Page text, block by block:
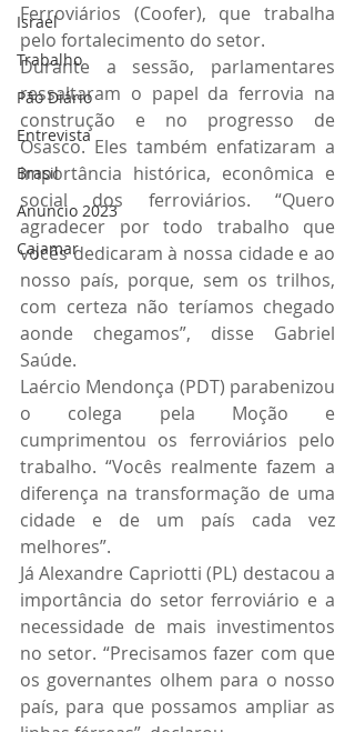
Israel
Trabalho
Pão Diário
Entrevista
Brasil
Anuncio 2023
Cajamar
Ferroviários (Coofer), que trabalha
pelo fortalecimento do setor.
Durante a sessão, parlamentares
ressaltaram o papel da ferrovia na
construção e no progresso de
Osasco. Eles também enfatizaram a
importância histórica, econômica e
social dos ferroviários. “Quero
agradecer por todo trabalho que
vocês dedicaram à nossa cidade e ao
nosso país, porque, sem os trilhos,
com certeza não teríamos chegado
aonde chegamos”, disse Gabriel
Saúde.
Laércio Mendonça (PDT) parabenizou
o colega pela Moção e
cumprimentou os ferroviários pelo
trabalho. “Vocês realmente fazem a
diferença na transformação de uma
cidade e de um país cada vez
melhores”.
Já Alexandre Capriotti (PL) destacou a
importância do setor ferroviário e a
necessidade de mais investimentos
no setor. “Precisamos fazer com que
os governantes olhem para o nosso
país, para que possamos ampliar as